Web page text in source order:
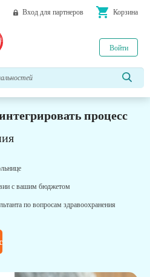
Вход для партнеров shopping_cart Корзина
Войти
процесс
с вашим бюджетом
по вопросам здравоохранения